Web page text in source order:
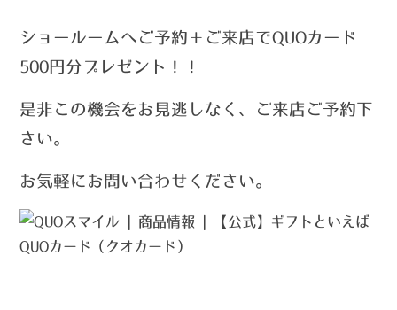
ショールームへご予約＋ご来店でQUOカード
500円分プレゼント！！
是非この機会をお見逃しなく、ご来店ご予約下
さい。
お気軽にお問い合わせください。